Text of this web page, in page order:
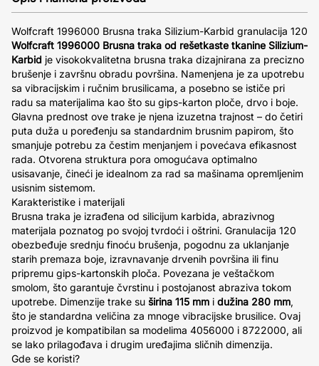
Wolfcraft 1996000 Brusna traka Silizium-Karbid granulacija 120
Wolfcraft 1996000 Brusna traka od rešetkaste tkanine Silizium-
Karbid je visokokvalitetna brusna traka dizajnirana za precizno
brušenje i završnu obradu površina. Namenjena je za upotrebu
sa vibracijskim i ručnim brusilicama, a posebno se ističe pri
radu sa materijalima kao što su gips-karton ploče, drvo i boje.
Glavna prednost ove trake je njena izuzetna trajnost – do četiri
puta duža u poređenju sa standardnim brusnim papirom, što
smanjuje potrebu za čestim menjanjem i povećava efikasnost
rada. Otvorena struktura pora omogućava optimalno
usisavanje, čineći je idealnom za rad sa mašinama opremljenim
usisnim sistemom.
Karakteristike i materijali
Brusna traka je izrađena od silicijum karbida, abrazivnog
materijala poznatog po svojoj tvrdoći i oštrini. Granulacija 120
obezbeđuje srednju finoću brušenja, pogodnu za uklanjanje
starih premaza boje, izravnavanje drvenih površina ili finu
pripremu gips-kartonskih ploča. Povezana je veštačkom
smolom, što garantuje čvrstinu i postojanost abraziva tokom
upotrebe. Dimenzije trake su širina 115 mm i dužina 280 mm,
što je standardna veličina za mnoge vibracijske brusilice. Ovaj
proizvod je kompatibilan sa modelima 4056000 i 8722000, ali
se lako prilagođava i drugim uređajima sličnih dimenzija.
Gde se koristi?